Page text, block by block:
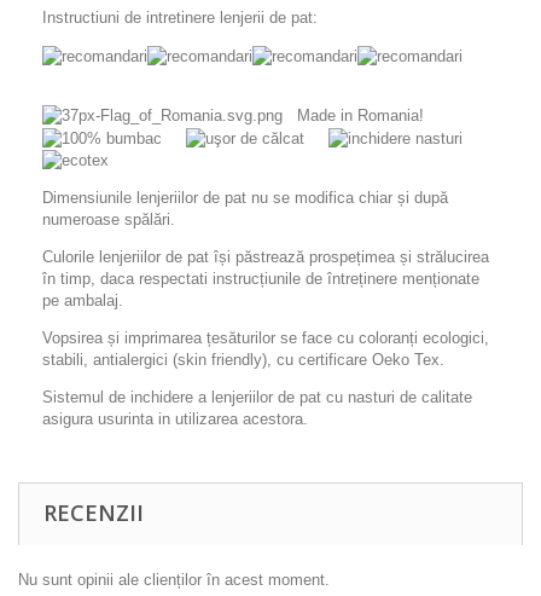
Instructiuni de intretinere lenjerii de pat:
Made in Romania!
Dimensiunile lenjeriilor de pat nu se modifica chiar și după
numeroase spălări.
Culorile lenjeriilor de pat își păstrează prospețimea și strălucirea
în timp, daca respectati instrucțiunile de întreținere menționate
pe ambalaj.
Vopsirea și imprimarea țesăturilor se face cu coloranți ecologici,
stabili, antialergici (skin friendly), cu certificare Oeko Tex.
Sistemul de inchidere a lenjeriilor de pat cu nasturi de calitate
asigura usurinta in utilizarea acestora.
RECENZII
Nu sunt opinii ale clienților în acest moment.